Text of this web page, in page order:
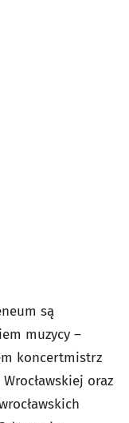
są
muzycy –
koncertmistrz
oraz